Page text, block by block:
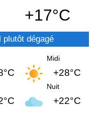
+17°C
plutôt dégagé
Midi
+28°C
Nuit
+22°C